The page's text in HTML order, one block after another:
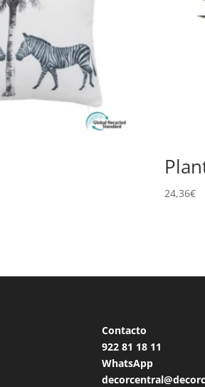
24,36€
Contacto
922 81 18 11
WhatsApp